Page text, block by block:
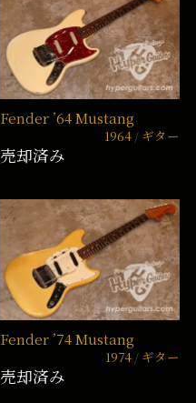
Fender ’64 Mustang
1964 ギター
売却済み
Fender ’74 Mustang
1974 ギター
売却済み